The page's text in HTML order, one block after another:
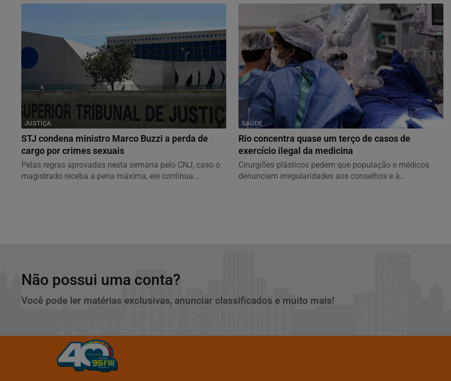
JUSTIÇA
STJ condena ministro Marco Buzzi a perda de
cargo por crimes sexuais
Pelas regras aprovadas nesta semana pelo CNJ, caso o
magistrado receba a pena máxima, ele continua...
SAÚDE
Rio concentra quase um terço de casos de
exercício ilegal da medicina
Cirurgiões plásticos pedem que população e médicos
denunciem irregularidades aos conselhos e à
Não possui uma conta?
Você pode ler matérias exclusivas, anunciar classificados e muito mais!